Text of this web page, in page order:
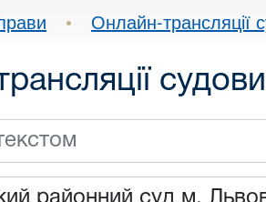
• Онлайн-трансляції